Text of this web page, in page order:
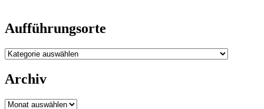
Aufführungsorte
Aufführungsorte
Archiv
Archiv